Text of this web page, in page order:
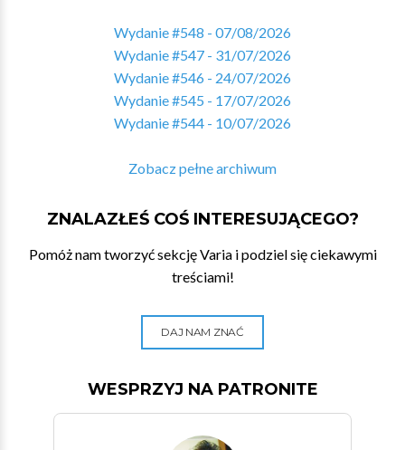
Wydanie #548 - 07/08/2026
Wydanie #547 - 31/07/2026
Wydanie #546 - 24/07/2026
Wydanie #545 - 17/07/2026
Wydanie #544 - 10/07/2026
Zobacz pełne archiwum
ZNALAZŁEŚ COŚ INTERESUJĄCEGO?
Pomóż nam tworzyć sekcję Varia i podziel się ciekawymi
treściami!
DAJ NAM ZNAĆ
WESPRZYJ NA PATRONITE